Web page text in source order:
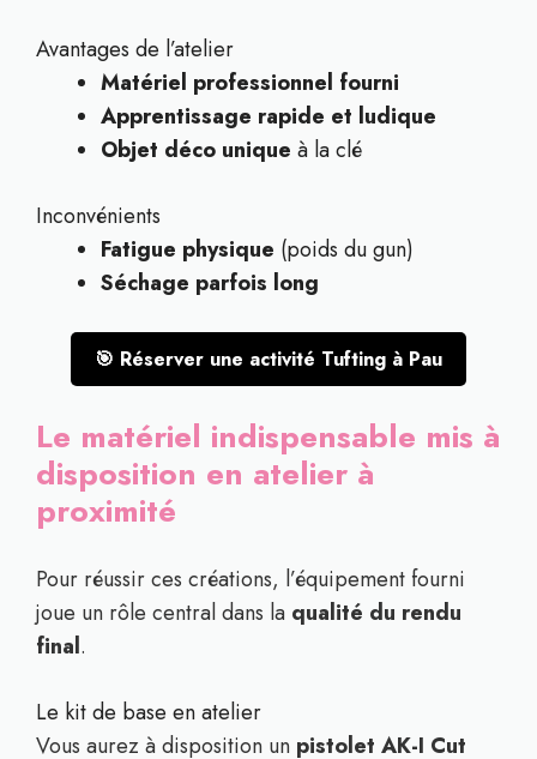
Avantages de l’atelier
Matériel professionnel fourni
Apprentissage rapide et ludique
Objet déco unique à la clé
Inconvénients
Fatigue physique (poids du gun)
Séchage parfois long
🎯 Réserver une activité Tufting à Pau
Le matériel indispensable mis à
disposition en atelier à
proximité
Pour réussir ces créations, l’équipement fourni
joue un rôle central dans la qualité du rendu
final.
Le kit de base en atelier
Vous aurez à disposition un pistolet AK-I Cut